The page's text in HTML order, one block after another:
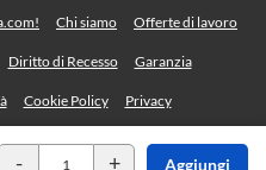
- + Aggiungi
Chi siamo Offerte di lavoro
Diritto di Recesso Garanzia
Cookie Policy Privacy
23854 Olginate (Lecco) Italy | P. IVA
| SDI: SZLUBAI